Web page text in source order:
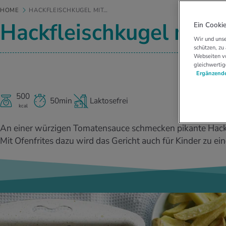
HOME HACKFLEISCHKUGEL MIT…
Hackfleischkugel mit
500
kcal 50min Laktosefrei
An einer würzigen Tomatensauce schmecken pikante
Mit Ofenfrites dazu wird das Gericht auch für Kinder zu
Ein
Wir und
schützen,
Webseiten